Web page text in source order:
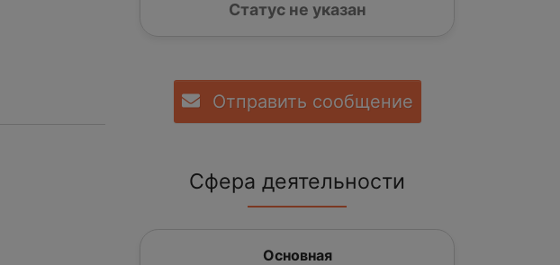
Статус не указан
Отправить сообщение
Сфера деятельности
Основная